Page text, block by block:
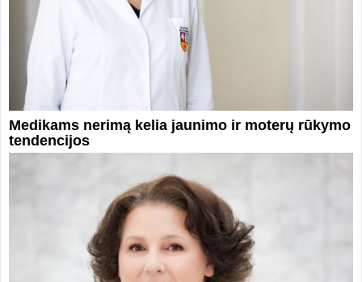
Medikams nerimą kelia jaunimo ir moterų rūkymo
tendencijos